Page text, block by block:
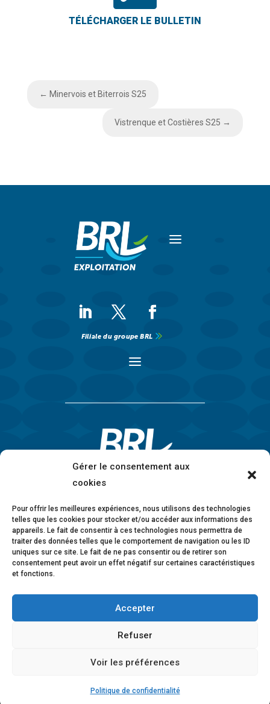
Gérer le consentement aux
cookies
Pour offrir les meilleures expériences, nous utilisons des technologies
telles que les cookies pour stocker et/ou accéder aux informations des
appareils. Le fait de consentir à ces technologies nous permettra de
traiter des données telles que le comportement de navigation ou les ID
uniques sur ce site. Le fait de ne pas consentir ou de retirer son
consentement peut avoir un effet négatif sur certaines caractéristiques
et fonctions.
Accepter
Refuser
Voir les préférences
Politique de confidentialité
← Minervois et Biterrois S25
Vistrenque et Costières S25 →
a
a
Filiale du groupe BRL
• Politique de confidentialité
Lanceurs d’alerte
© 2026 BRL Exploitation